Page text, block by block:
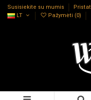
Susisiekite su mumis
LT
Pažymėti (0)